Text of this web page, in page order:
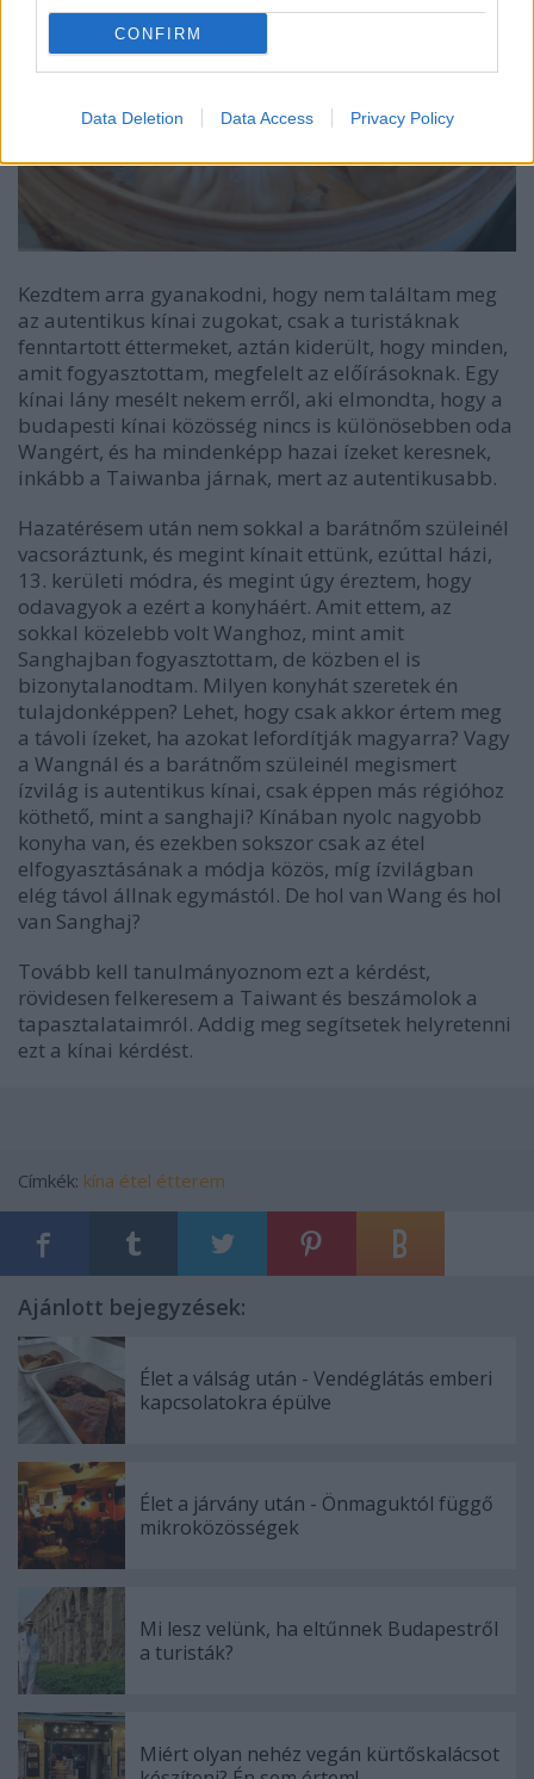
CONFIRM
Data Deletion Data Access Privacy Policy
Kezdtem arra gyanakodni, hogy nem találtam meg
az autentikus kínai zugokat, csak a turistáknak
fenntartott éttermeket, aztán kiderült, hogy minden,
amit fogyasztottam, megfelelt az előírásoknak. Egy
kínai lány mesélt nekem erről, aki elmondta, hogy a
budapesti kínai közösség nincs is különösebben oda
Wangért, és ha mindenképp hazai ízeket keresnek,
inkább a Taiwanba járnak, mert az autentikusabb.
Hazatérésem után nem sokkal a barátnőm szüleinél
vacsoráztunk, és megint kínait ettünk, ezúttal házi,
13. kerületi módra, és megint úgy éreztem, hogy
odavagyok a ezért a konyháért. Amit ettem, az
sokkal közelebb volt Wanghoz, mint amit
Sanghajban fogyasztottam, de közben el is
bizonytalanodtam. Milyen konyhát szeretek én
tulajdonképpen? Lehet, hogy csak akkor értem meg
a távoli ízeket, ha azokat lefordítják magyarra? Vagy
a Wangnál és a barátnőm szüleinél megismert
ízvilág is autentikus kínai, csak éppen más régióhoz
köthető, mint a sanghaji? Kínában nyolc nagyobb
konyha van, és ezekben sokszor csak az étel
elfogyasztásának a módja közös, míg ízvilágban
elég távol állnak egymástól. De hol van Wang és hol
van Sanghaj?
Tovább kell tanulmányoznom ezt a kérdést,
rövidesen felkeresem a Taiwant és beszámolok a
tapasztalataimról. Addig meg segítsetek helyretenni
ezt a kínai kérdést.
Címkék: kína étel étterem
Ajánlott bejegyzések:
Élet a válság után - Vendéglátás emberi
kapcsolatokra épülve
Élet a járvány után - Önmaguktól függő
mikroközösségek
Mi lesz velünk, ha eltűnnek Budapestről
a turisták?
Miért olyan nehéz vegán kürtőskalácsot